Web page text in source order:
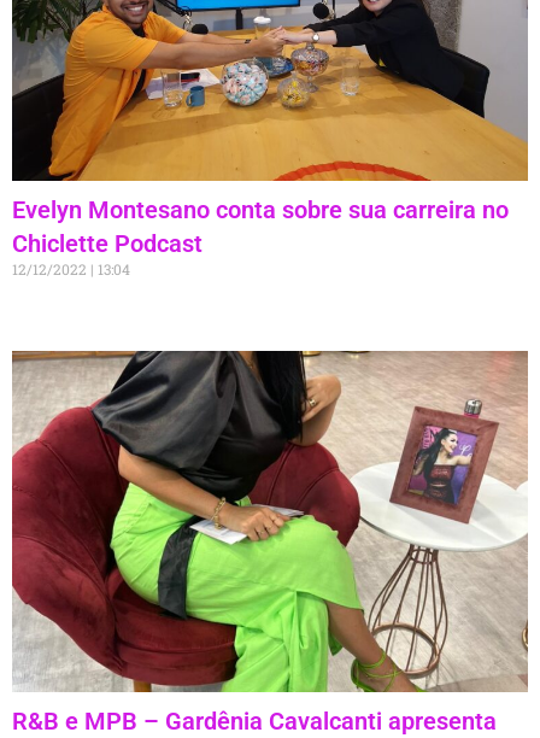
Evelyn Montesano conta sobre sua carreira no
Chiclette Podcast
12/12/2022 13:04
R&B e MPB – Gardênia Cavalcanti apresenta